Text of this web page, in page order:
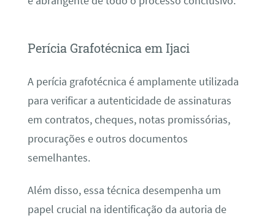
Perícia Grafotécnica em Ijaci
A perícia grafotécnica é amplamente utilizada
para verificar a autenticidade de assinaturas
em contratos, cheques, notas promissórias,
procurações e outros documentos
semelhantes.
Além disso, essa técnica desempenha um
papel crucial na identificação da autoria de